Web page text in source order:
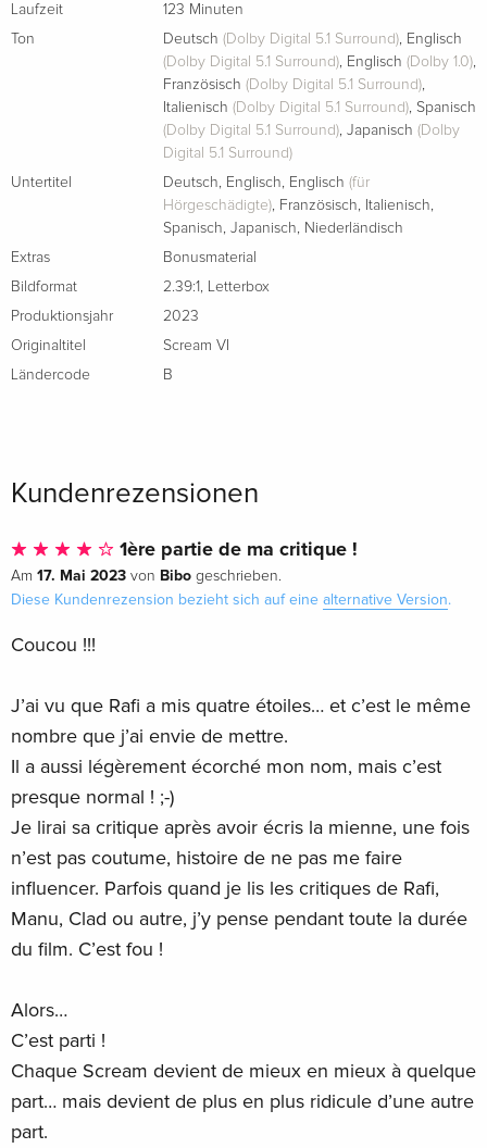
Laufzeit
123 Minuten
Ton
Deutsch (Dolby Digital 5.1 Surround), Englisch
(Dolby Digital 5.1 Surround), Englisch (Dolby 1.0),
Französisch (Dolby Digital 5.1 Surround),
Italienisch (Dolby Digital 5.1 Surround), Spanisch
(Dolby Digital 5.1 Surround), Japanisch (Dolby
Digital 5.1 Surround)
Untertitel
Deutsch, Englisch, Englisch (für
Hörgeschädigte), Französisch, Italienisch,
Spanisch, Japanisch, Niederländisch
Extras
Bonusmaterial
Bildformat
2.39:1, Letterbox
Produktionsjahr
2023
Originaltitel
Scream VI
Ländercode
B
Kundenrezensionen
1ère partie de ma critique !
Am 17. Mai 2023 von Bibo geschrieben.
Diese Kundenrezension bezieht sich auf eine alternative Version.
Coucou !!!
J’ai vu que Rafi a mis quatre étoiles… et c’est le même
nombre que j’ai envie de mettre.
Il a aussi légèrement écorché mon nom, mais c’est
presque normal ! ;-)
Je lirai sa critique après avoir écris la mienne, une fois
n’est pas coutume, histoire de ne pas me faire
influencer. Parfois quand je lis les critiques de Rafi,
Manu, Clad ou autre, j’y pense pendant toute la durée
du film. C’est fou !
Alors…
C’est parti !
Chaque Scream devient de mieux en mieux à quelque
part… mais devient de plus en plus ridicule d’une autre
part.